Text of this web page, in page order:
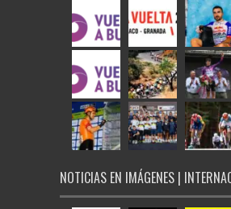
NOTICIAS EN IMÁGENES |